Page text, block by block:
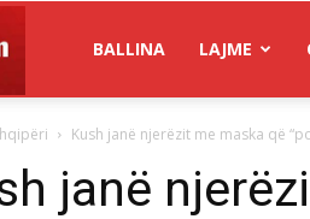
Lajm
BALLINA LAJME
Kush janë njerëzit me maska që
janë